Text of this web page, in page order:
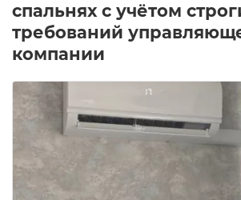
спальнях с учётом
требований
компании